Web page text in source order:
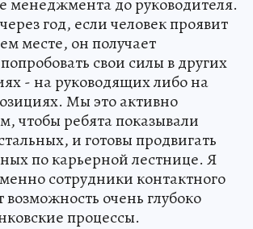
год, если человек проявит
месте, он получает
свои силы в других
- на руководящих либо на
Мы это активно
чтобы ребята показывали
и готовы продвигать
по карьерной лестнице. Я
сотрудники контактного
очень глубоко
процессы.